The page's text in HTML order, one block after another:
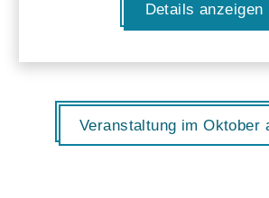
Details anzeigen
Veranstaltung im Oktober